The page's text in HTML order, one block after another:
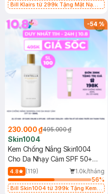
Bill Klairs từ 299k Tặng Mặt Nạ
25ml (SL Có Hạn)
-54%
230.000 ₫495.000 ₫
Skin1004
Kem Chống Nắng Skin1004
Cho Da Nhạy Cảm SPF 50+
50ml
4.8 (119)
1.0k/tháng
56%
Bill Skin1004 từ 399k Tặng Kem